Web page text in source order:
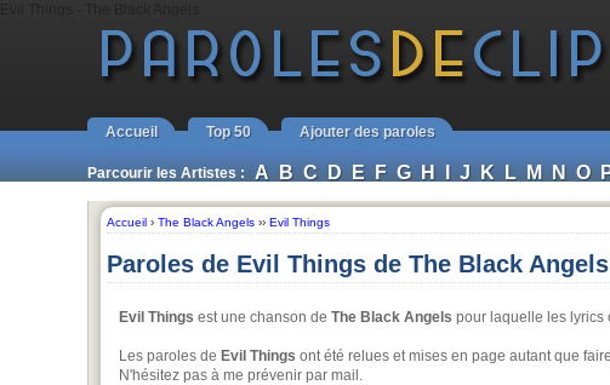
Accueil Top 50 Ajouter des paroles
Parcourir les Artistes : A B C D E F G H I J K L M N O
Accueil › The Black Angels ›› Evil Things
Paroles de Evil Things de The Black Angels
Evil Things est une chanson de The Black Angels pour laquelle les lyrics
Les paroles de Evil Things ont été relues et mises en page autant que
N'hésitez pas à me prévenir par mail.